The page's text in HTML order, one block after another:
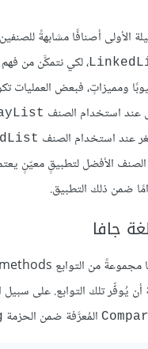
الأولى أصنافًا مشابهةً للصنفين
، لكي نتمكَّن من
ومميزاتٍ، فبعض العمليات
عند استخدام الصنف
عند استخدام الصنف
الأفضل لتطبيقٍ معيّنٍ
ضمن ذلك التطبيق.
جافا
يُوفِّر تلك التوابع. على سبيل
المُعرَّفة ضمن الحزمة